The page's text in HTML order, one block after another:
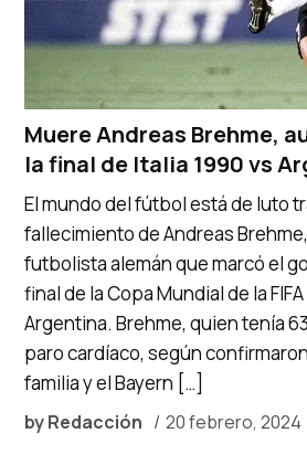
Muere Andreas Brehme,
la final de Italia 1990 vs
byRedacción 20 febrero, 2024
El mundo del fútbol está de luto
fallecimiento de Andreas
futbolista alemán que marcó el
final de la Copa Mundial de la
Argentina. Brehme, quien tenía
paro cardíaco, según
familia y el Bayern […]